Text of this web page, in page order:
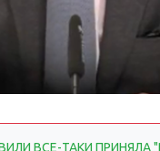
ВСЕ-ТАКИ ПРИНЯЛА